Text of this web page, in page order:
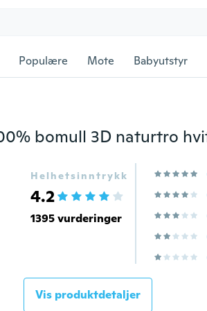
Populære Mote Babyutstyr
Helhetsinntrykk
4.2
1395 vurderinger
Vis produktdetaljer